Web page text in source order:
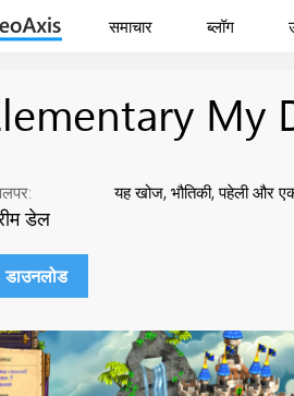
समाचार ब्लॉग
My
डेल
डाउनलोड
यह खोज, भौतिकी, पहेली और